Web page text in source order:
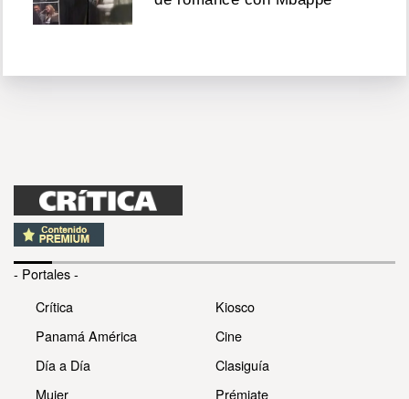
- Portales -
Crítica
Panamá América
Día a Día
Mujer
Kiosco
Cine
Clasiguía
Prémiate